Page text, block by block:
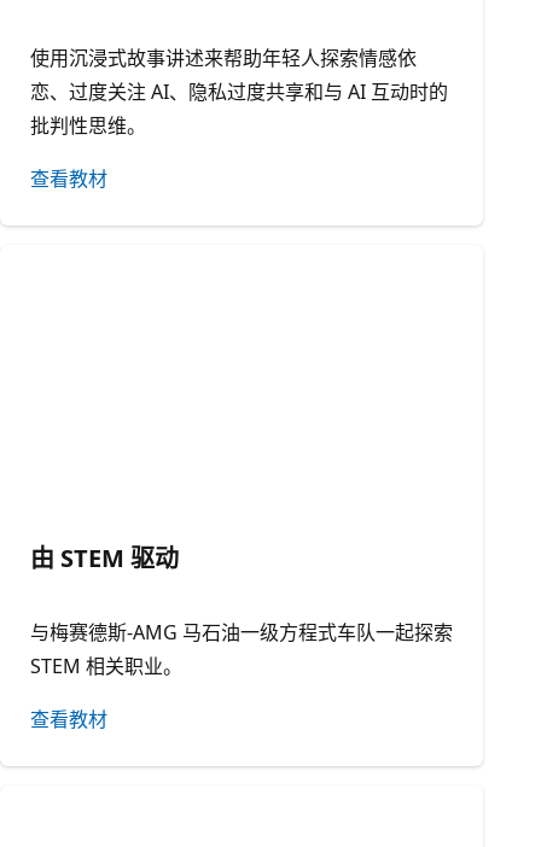
使用沉浸式故事讲述来帮助年轻人探索情感依
恋、过度关注 AI、隐私过度共享和与 AI 互动时的
批判性思维。
查看教材
由 STEM 驱动
与梅赛德斯-AMG 马石油一级方程式车队一起探索
STEM 相关职业。
查看教材